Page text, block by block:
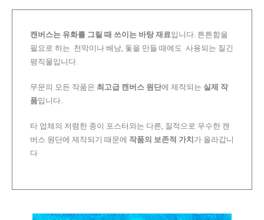
캔버스는 유화를 그릴 때 쓰이는 바탕 재료입니다. 튼튼함을
필요로 하는 천막이나 배낭, 돛을 만들 때에도 사용되는 질긴
평직물입니다.
무문의 모든 작품은 최고급 캔버스 원단에 제작되는 실제 작
품입니다.
타 업체의 저렴한 종이 포스터와는 다른, 질적으로 우수한 캔
버스 원단에 제작되기 때문에 작품의 보존적 가치 가 올라갑니
다